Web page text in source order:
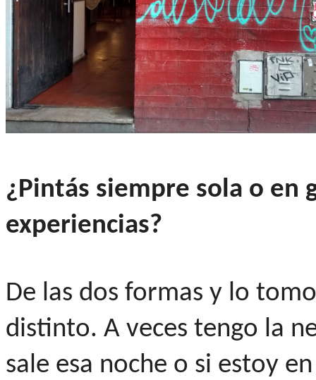
¿Pintás siempre sola o en
experiencias?
De las dos formas y lo
distinto. A veces tengo la
sale esa noche o si estoy